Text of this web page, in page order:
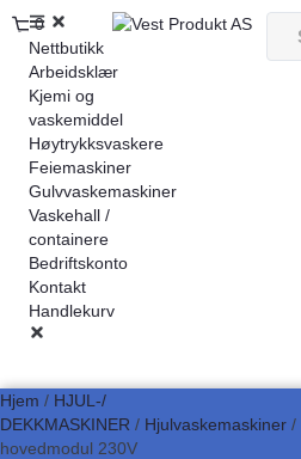
0
Nettbutikk
Arbeidsklær
Kjemi og
vaskemiddel
Høytrykksvaskere
Feiemaskiner
Gulvvaskemaskiner
Vaskehall /
containere
Bedriftskonto
Kontakt
Handlekurv
Hjem / HJUL-/
DEKKMASKINER / Hjulvaskemaskiner /
hovedmodul 230V